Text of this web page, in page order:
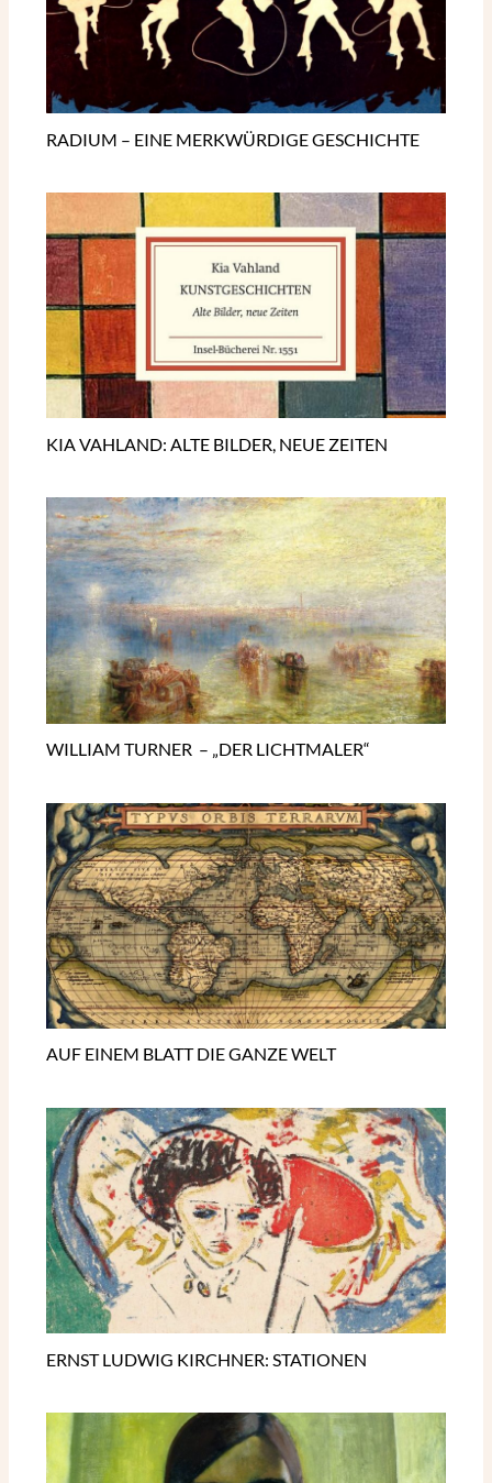
RADIUM – EINE MERKWÜRDIGE GESCHICHTE
KIA VAHLAND: ALTE BILDER, NEUE ZEITEN
WILLIAM TURNER – „DER LICHTMALER“
AUF EINEM BLATT DIE GANZE WELT
ERNST LUDWIG KIRCHNER: STATIONEN